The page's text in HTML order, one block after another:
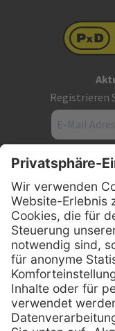
Registrieren
PxD
E-Mail: